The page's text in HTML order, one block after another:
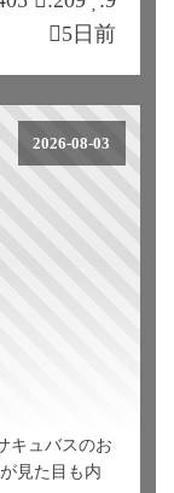
5日前
2026-08-03
キュバスのお
見た目も内